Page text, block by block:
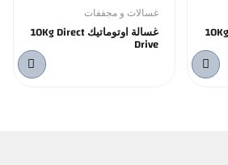
غسالة اوتوماتيك 10Kg Direct
غسالات و مجففات
غسالة اوتوماتيك 10Kg Direct
Drive